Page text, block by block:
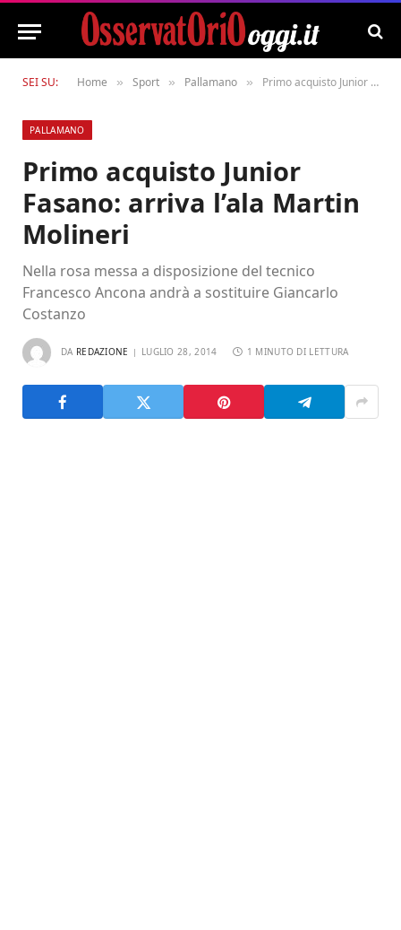
SEI SU: Home » Sport » Pallamano » Primo acquisto Junior Fasano: arriva l’ala Martin Molineri
PALLAMANO
Primo acquisto Junior
Fasano: arriva l’ala Martin
Molineri
Nella rosa messa a disposizione del tecnico
Francesco Ancona andrà a sostituire Giancarlo
Costanzo
DA REDAZIONE LUGLIO 28, 2014 1 MINUTO DI LETTURA